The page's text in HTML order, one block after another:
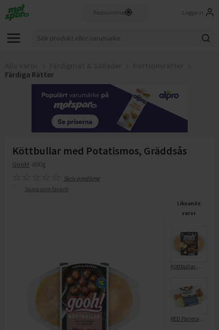
Logga in
Färdiga Rätter
Köttbullar med Potatismos, Gräddsås
Gooh! 400g
Skriv omdöme
Spara som favorit
Liknande
varor
Köttbullar med Potatismos och Gräddsås
RED Panerad fisk med potatismos